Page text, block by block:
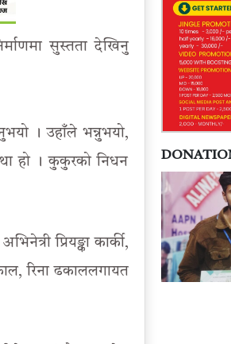
सुस्तता देखिनु
। उहाँले भन्नुभयो,
हो । कुकुरको निधन
प्रियङ्का कार्की,
रिना ढकाललगायत